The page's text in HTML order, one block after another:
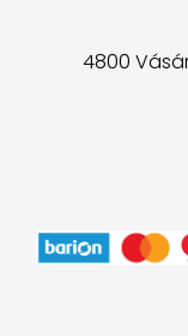
4800